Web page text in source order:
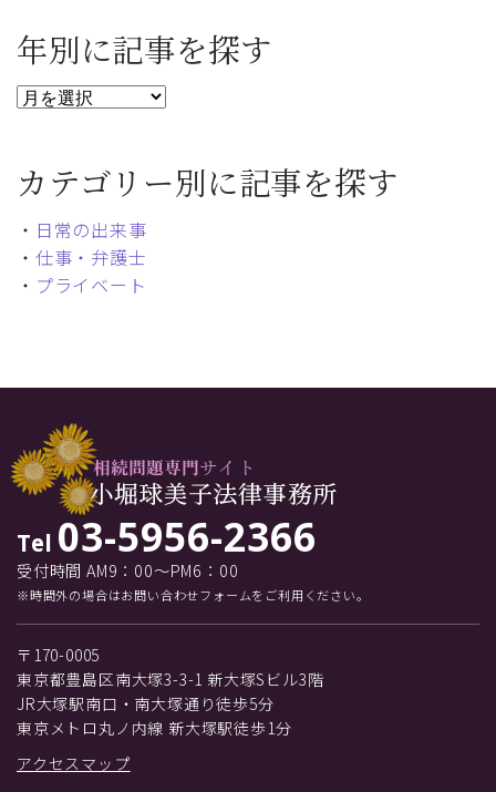
年別に記事を探す
カテゴリー別に記事を探す
・ 日常の出来事
・ 仕事・弁護士
・ プライベート
Tel 03-5956-2366
受付時間 AM9：00～PM6：00
※時間外の場合はお問い合わせフォームをご利用ください。
〒170-0005
東京都豊島区南大塚3-3-1 新大塚Sビル3階
JR大塚駅南口・南大塚通り徒歩5分
東京メトロ丸ノ内線 新大塚駅徒歩1分
アクセスマップ